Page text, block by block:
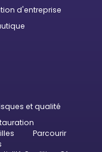
d'entreprise
et qualité
Parcourir